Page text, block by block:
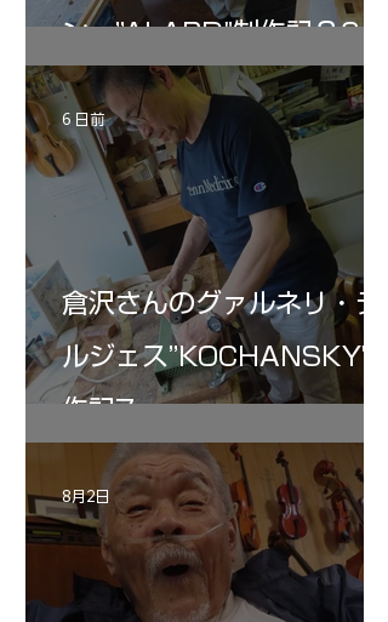
ン ”ALARD"制作記３6
倉沢さんのグァルネリ・デ
ルジェス”KOCHANSKY"制
作記7
6 日前
8月2日